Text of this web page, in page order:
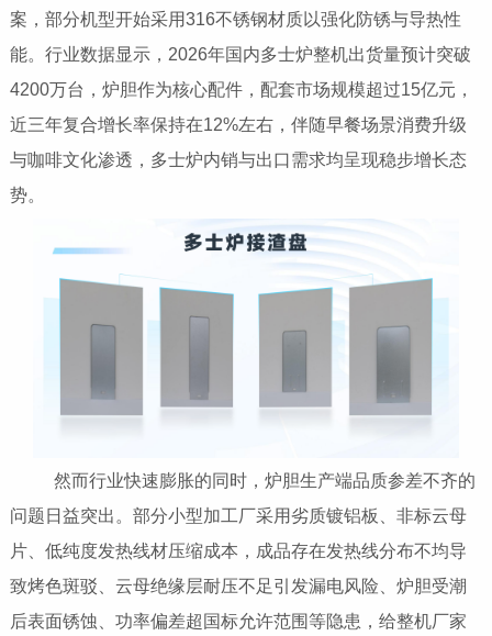
案，部分机型开始采用316不锈钢材质以强化防锈与导热性
能。行业数据显示，2026年国内多士炉整机出货量预计突破
4200万台，炉胆作为核心配件，配套市场规模超过15亿元，
近三年复合增长率保持在12%左右，伴随早餐场景消费升级
与咖啡文化渗透，多士炉内销与出口需求均呈现稳步增长态
势。
然而行业快速膨胀的同时，炉胆生产端品质参差不齐的
问题日益突出。部分小型加工厂采用劣质镀铝板、非标云母
片、低纯度发热线材压缩成本，成品存在发热线分布不均导
致烤色斑驳、云母绝缘层耐压不足引发漏电风险、炉胆受潮
后表面锈蚀、功率偏差超国标允许范围等隐患，给整机厂家